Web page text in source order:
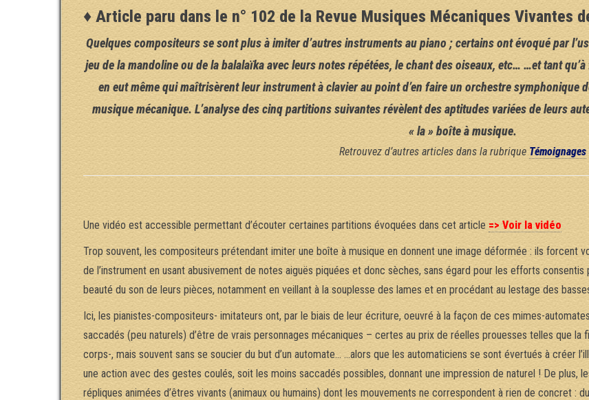
♦ Article paru dans le n° 102 de la Revue Musiques Mécaniques Vivantes
Quelques compositeurs se sont plus à imiter d’autres instruments au piano ; certains ont évoqué par
jeu de la mandoline ou de la balalaïka avec leurs notes répétées, le chant des oiseaux, etc… …et tant
en eut même qui maîtrisèrent leur instrument à clavier au point d’en faire un orchestre symphonique
musique mécanique. L’analyse des cinq partitions suivantes révèlent des aptitudes variées de leurs
« la » boîte à musique.
Retrouvez d’autres articles dans la rubrique Témoignages
Une vidéo est accessible permettant d’écouter certaines partitions évoquées dans cet article => Voir la vidéo
Trop souvent, les compositeurs prétendant imiter une boîte à musique en donnent une image déformée : ils forcent
de l’instrument en usant abusivement de notes aiguës piquées et donc sèches, sans égard pour les efforts
beauté du son de leurs pièces, notamment en veillant à la souplesse des lames et en procédant au lestage des
Ici, les pianistes-compositeurs- imitateurs ont, par le biais de leur écriture, oeuvré à la façon de ces mimes-
saccadés (peu naturels) d’être de vrais personnages mécaniques – certes au prix de réelles prouesses telles que
corps-, mais souvent sans se soucier du but d’un automate… …alors que les automaticiens se sont évertués à créer
une action avec des gestes coulés, soit les moins saccadés possibles, donnant une impression de naturel ! De plus,
répliques animées d’êtres vivants (animaux ou humains) dont les mouvements ne correspondent à rien de concret :